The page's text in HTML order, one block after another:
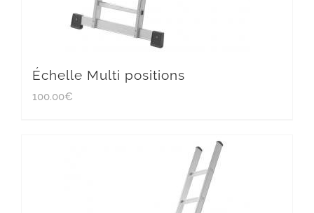
Échelle Multi positions
100.00€